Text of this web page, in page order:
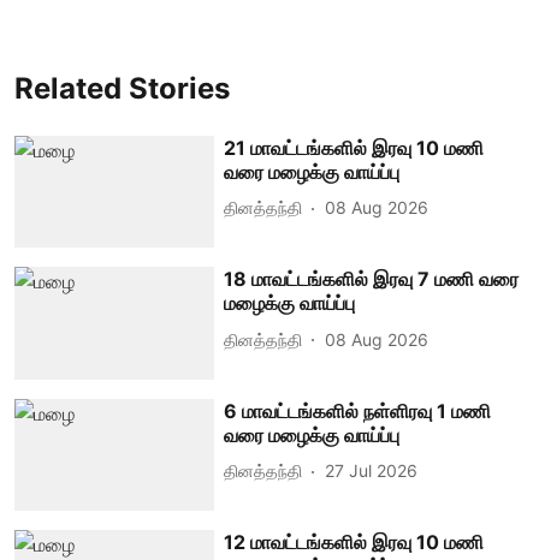
Related Stories
21 மாவட்டங்களில் இரவு 10 மணி
வரை மழைக்கு வாய்ப்பு
தினத்தந்தி 08 Aug 2026
18 மாவட்டங்களில் இரவு 7 மணி வரை
மழைக்கு வாய்ப்பு
தினத்தந்தி 08 Aug 2026
6 மாவட்டங்களில் நள்ளிரவு 1 மணி
வரை மழைக்கு வாய்ப்பு
தினத்தந்தி 27 Jul 2026
12 மாவட்டங்களில் இரவு 10 மணி